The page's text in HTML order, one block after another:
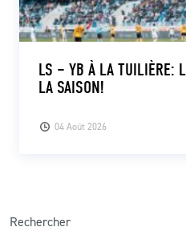
04 Août 2026
LS – YB À LA TUILIÈRE:
LA SAISON!
Rechercher